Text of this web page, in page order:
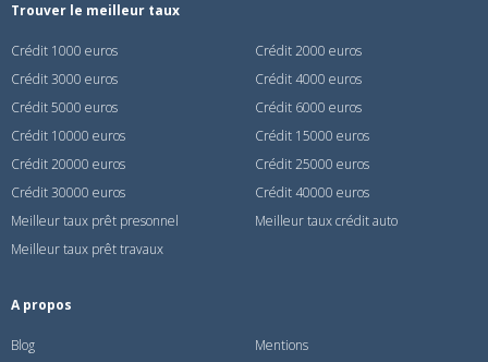
Trouver le meilleur taux
Crédit 1000 euros
Crédit 2000 euros
Crédit 3000 euros
Crédit 4000 euros
Crédit 5000 euros
Crédit 6000 euros
Crédit 10000 euros
Crédit 15000 euros
Crédit 20000 euros
Crédit 25000 euros
Crédit 30000 euros
Crédit 40000 euros
Meilleur taux prêt presonnel
Meilleur taux crédit auto
Meilleur taux prêt travaux
A propos
Blog Mentions